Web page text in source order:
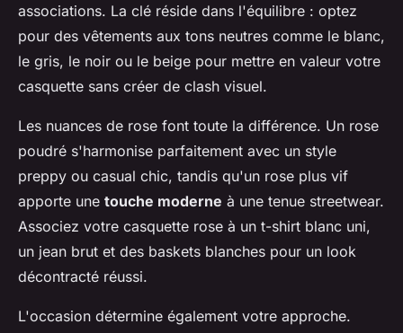
associations. La clé réside dans l'équilibre : optez
pour des vêtements aux tons neutres comme le blanc,
le gris, le noir ou le beige pour mettre en valeur votre
casquette sans créer de clash visuel.
Les nuances de rose font toute la différence. Un rose
poudré s'harmonise parfaitement avec un style
preppy ou casual chic, tandis qu'un rose plus vif
apporte une touche moderne à une tenue streetwear.
Associez votre casquette rose à un t-shirt blanc uni,
un jean brut et des baskets blanches pour un look
décontracté réussi.
L'occasion détermine également votre approche.